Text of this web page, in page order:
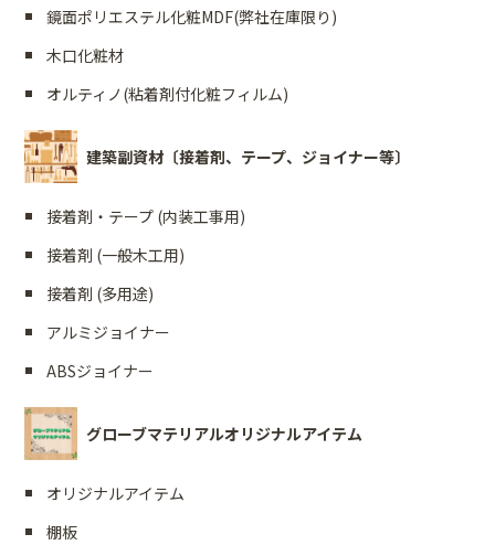
鏡面ポリエステル化粧MDF(弊社在庫限り)
木口化粧材
オルティノ(粘着剤付化粧フィルム)
建築副資材〔接着剤、テープ、ジョイナー等〕
接着剤・テープ (内装工事用)
接着剤 (一般木工用)
接着剤 (多用途)
アルミジョイナー
ABSジョイナー
グローブマテリアルオリジナルアイテム
オリジナルアイテム
棚板